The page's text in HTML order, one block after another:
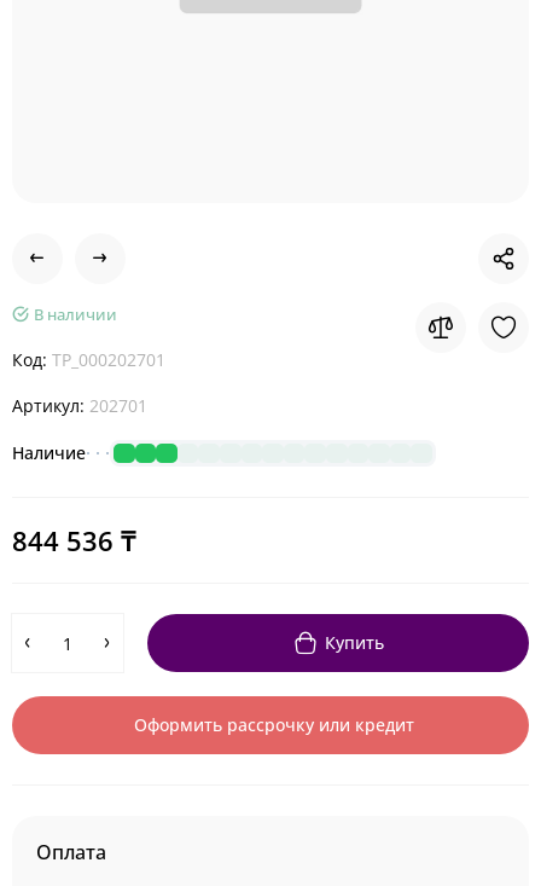
В наличии
Код: TP_000202701
Артикул: 202701
Наличие
844 536 ₸
Купить
Оформить рассрочку или кредит
Оплата